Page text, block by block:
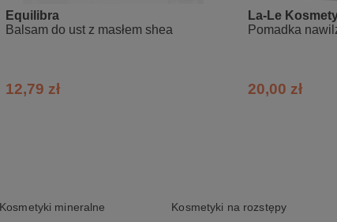
Equilibra
Balsam do ust z masłem shea
12,79 zł
La-Le
Pomadka
20,00 zł
Kosmetyki mineralne Kosmetyki na rozstępy